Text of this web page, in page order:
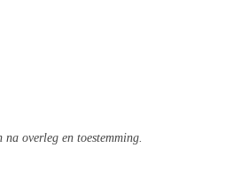
overleg en toestemming.